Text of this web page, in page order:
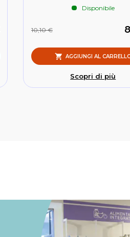
Disponibile
10,10 €
AGGIUNGI AL
Scopri di più